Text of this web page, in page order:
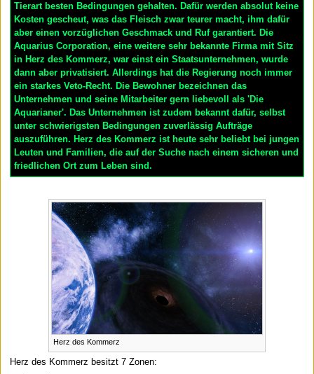
Tierart besten Bedingungen gehalten. Dafür werden absolut keine
Kosten gescheut, was das Fleisch zwar teurer macht, ihm dafür
aber einen vorzüglichen Geschmack und Ruf garantiert. Die
Aquarius Corporation, eine weitere sehr bekannte Firma mit Sitz
in Herz des Kommerz, war einst ein Staatsunternehmen, wurde
dann aber privatisiert. Allerdings hat die Regierung noch immer
ein starkes Veto-Recht. Die Bewohner bezeichnen das
Unternehmen und seine Mitarbeiter gern liebevoll als 'Die
Aquarianer'. Das Unternehmen ist zudem bekannt dafür, selbst
unter schwierigsten Bedingungen zuverlässig Aufträge
auszuführen. Herz des Kommerz ist heute sehr beliebt bei jungen
Leuten und Familien, die auf der Suche nach einem sicheren und
friedlichen Ort zum Leben sind.
Herz des Kommerz
Herz des Kommerz besitzt 7 Zonen: